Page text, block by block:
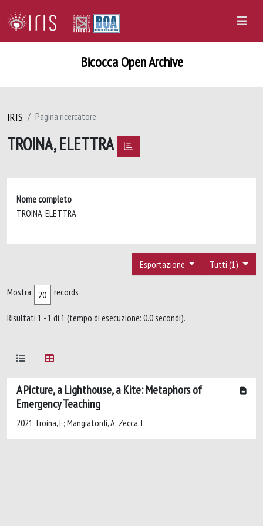
Bicocca Open Archive
IRIS Pagina ricercatore
TROINA, ELETTRA
Nome completo
TROINA, ELETTRA
Tutti (1)
Esportazione
Mostra records
Risultati 1 - 1 di 1 (tempo di esecuzione: 0.0 secondi).
A Picture, a Lighthouse, a Kite: Metaphors of
Emergency Teaching
2021 Troina, E; Mangiatordi, A; Zecca, L